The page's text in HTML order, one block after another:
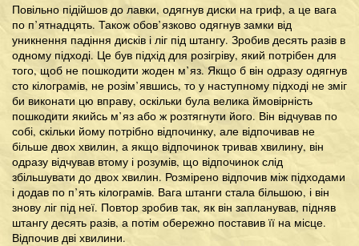
Повільно підійшов до лавки, одягнув диски на гриф, а це вага
по п’ятнадцять. Також обов’язково одягнув замки від
уникнення падіння дисків і ліг під штангу. Зробив десять разів в
одному підході. Це був підхід для розігріву, який потрібен для
того, щоб не пошкодити жоден м’яз. Якщо б він одразу одягнув
сто кілограмів, не розім’явшись, то у наступному підході не зміг
би виконати цю вправу, оскільки була велика ймовірність
пошкодити якийсь м’яз або ж розтягнути його. Він відчував по
собі, скільки йому потрібно відпочинку, але відпочивав не
більше двох хвилин, а якщо відпочинок тривав хвилину, він
одразу відчував втому і розумів, що відпочинок слід
збільшувати до двох хвилин. Розмірено відпочив між підходами
і додав по п’ять кілограмів. Вага штанги стала більшою, і він
знову ліг під неї. Повтор зробив так, як він запланував, підняв
штангу десять разів, а потім обережно поставив її на місце.
Відпочив дві хвилини.